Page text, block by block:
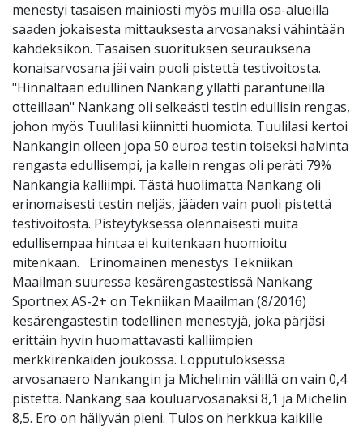
menestyi tasaisen mainiosti myös muilla osa-alueilla
saaden jokaisesta mittauksesta arvosanaksi vähintään
kahdeksikon. Tasaisen suorituksen seurauksena
konaisarvosana jäi vain puoli pistettä testivoitosta.
"Hinnaltaan edullinen Nankang yllätti parantuneilla
otteillaan" Nankang oli selkeästi testin edullisin rengas,
johon myös Tuulilasi kiinnitti huomiota. Tuulilasi kertoi
Nankangin olleen jopa 50 euroa testin toiseksi halvinta
rengasta edullisempi, ja kallein rengas oli peräti 79%
Nankangia kalliimpi. Tästä huolimatta Nankang oli
erinomaisesti testin neljäs, jääden vain puoli pistettä
testivoitosta. Pisteytyksessä olennaisesti muita
edullisempaa hintaa ei kuitenkaan huomioitu
mitenkään. Erinomainen menestys Tekniikan
Maailman suuressa kesärengastestissä Nankang
Sportnex AS-2+ on Tekniikan Maailman (8/2016)
kesärengastestin todellinen menestyjä, joka pärjäsi
erittäin hyvin huomattavasti kalliimpien
merkkirenkaiden joukossa. Lopputuloksessa
arvosanaero Nankangin ja Michelinin välillä on vain 0,4
pistettä. Nankang saa kouluarvosanaksi 8,1 ja Michelin
8,5. Ero on häilyvän pieni. Tulos on herkkua kaikille